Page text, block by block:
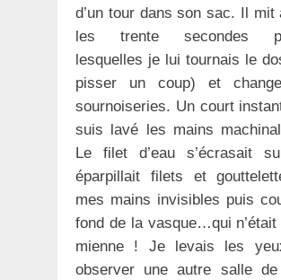
d’un tour dans son sac. Il mit
les trente secondes
lesquelles je lui tournais le
pisser un coup) et
sournoiseries. Un court
suis lavé les mains
Le filet d’eau s’écrasait
éparpillait filets et
mes mains invisibles puis
fond de la vasque…qui
mienne ! Je levais les
observer une autre salle de